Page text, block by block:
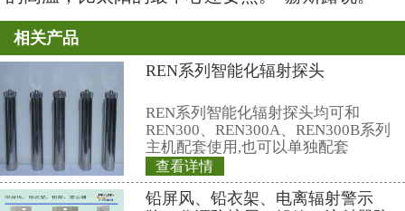
事这次设计出全新模型，可用来识
为其减速。她们还用新模型证明，
或氩气等气态重离子，能有效为逃
赫斯露解释说，逃逸电子与离子核
后，速度会下降，多次这类碰撞就
的速度降到可控范围内，从而让核